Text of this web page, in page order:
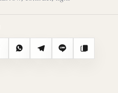
WhatsAppTelegramLine Salin